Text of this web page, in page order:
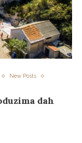
New Posts
dah